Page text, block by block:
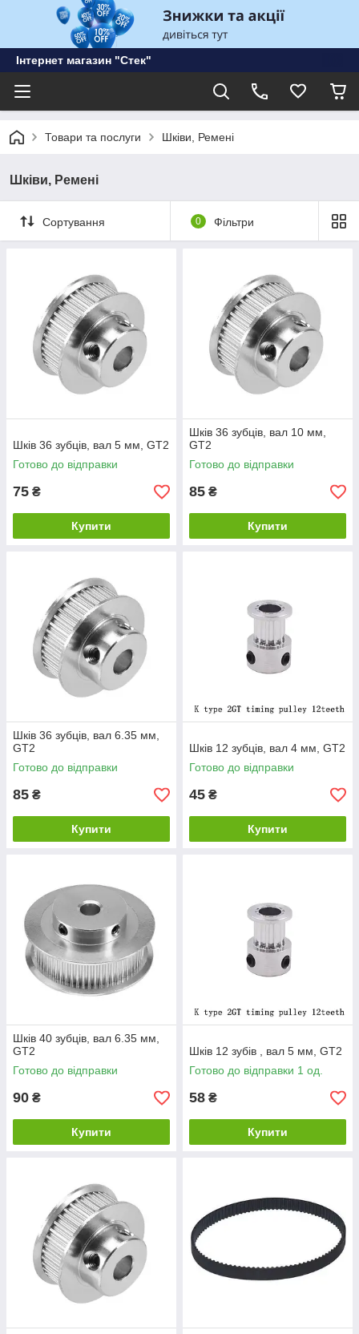
Інтернет магазин "Стек"
Товари та послуги Шківи, Ремені
Шківи, Ремені
Сортування 0 Фільтри
Шків 36 зубців, вал 5 мм, GT2
Готово до відправки
75 ₴
Купити
Шків 36 зубців, вал 10 мм,
GT2
Готово до відправки
85 ₴
Купити
Шків 36 зубців, вал 6.35 мм,
GT2
Готово до відправки
85 ₴
Купити
Шків 12 зубців, вал 4 мм, GT2
Готово до відправки
45 ₴
Купити
Шків 40 зубців, вал 6.35 мм,
GT2
Готово до відправки
90 ₴
Купити
Шків 12 зубів , вал 5 мм, GT2
Готово до відправки 1 од.
58 ₴
Купити